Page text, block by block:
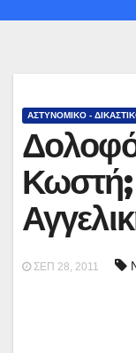
ΑΣΤΥΝΟΜΙΚΟ -
Κωστή;
ΣΕΠ 28, 2011